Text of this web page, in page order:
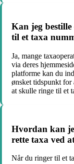
Kan jeg
til et taxa
Ja, mange
via deres
platforme kan du
ønsket tidspunkt for
at skulle ringe til et
Hvordan kan
rette taxa ved
Når du ringer til et